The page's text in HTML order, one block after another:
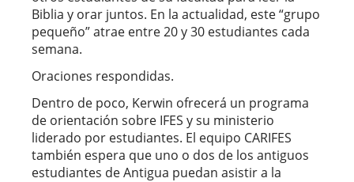
Biblia y orar juntos. En la actualidad, este “grupo
pequeño” atrae entre 20 y 30 estudiantes cada
semana.
Oraciones respondidas.
Dentro de poco, Kerwin ofrecerá un programa
de orientación sobre IFES y su ministerio
liderado por estudiantes. El equipo CARIFES
también espera que uno o dos de los antiguos
estudiantes de Antigua puedan asistir a la